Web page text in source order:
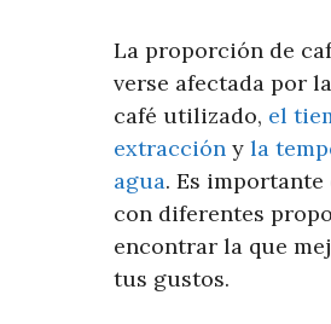
La proporción de
verse afectada por
café utilizado, el
extracción y la
agua. Es
con diferentes
encontrar la que
tus gustos.